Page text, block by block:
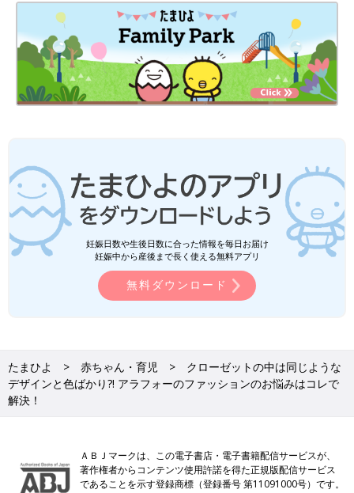
妊娠日数や生後日数に合った情報を毎日お届け
妊娠中から産後まで長く使える無料アプリ
無料ダウンロード
たまひよ 赤ちゃん・育児
クローゼットの中は同じような
デザインと色ばかり?! アラフォーのファッションのお悩みはコレで
解決！
ＡＢＪマークは、この電子書店・電子書籍配信サービスが、
著作権者からコンテンツ使用許諾を得た正規版配信サービス
であることを示す登録商標（登録番号 第11091000号）です。